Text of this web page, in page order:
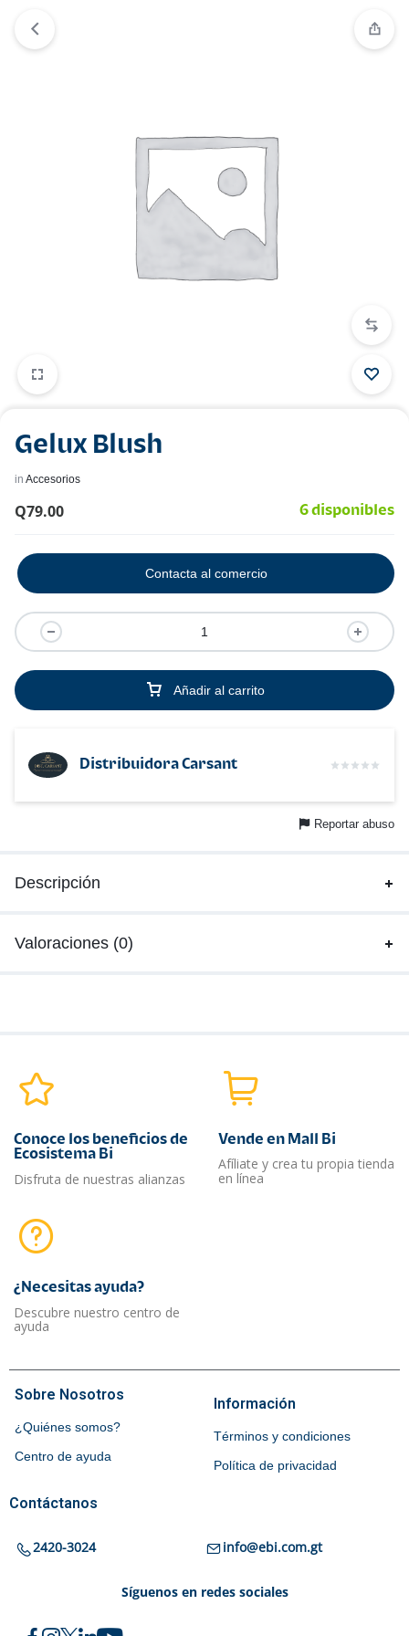
Gelux Blush
in Accesorios
Q79.00 6 disponibles
Añadir al carrito
Contacta al comercio
Distribuidora Carsant
Reportar abuso
Descripción
Valoraciones (0)
Conoce los beneficios de
Ecosistema Bi
Disfruta de nuestras alianzas
Vende en Mall Bi
Afíliate y crea tu propia tienda
en línea
¿Necesitas ayuda?​
Descubre nuestro centro de
ayuda
Sobre Nosotros
¿Quiénes somos?
Centro de ayuda
Información
Términos y condiciones
Política de privacidad
Contáctanos
2420-3024 info@ebi.com.gt
Síguenos en redes sociales